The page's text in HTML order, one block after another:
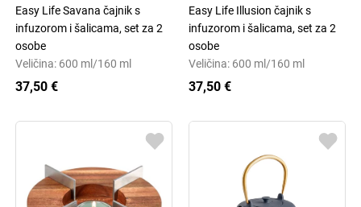
Easy Life Savana čajnik s
infuzorom i šalicama, set za 2
osobe
Veličina: 600 ml/160 ml
37,50 €
Easy Life Illusion čajnik s
infuzorom i šalicama, set za 2
osobe
Veličina: 600 ml/160 ml
37,50 €